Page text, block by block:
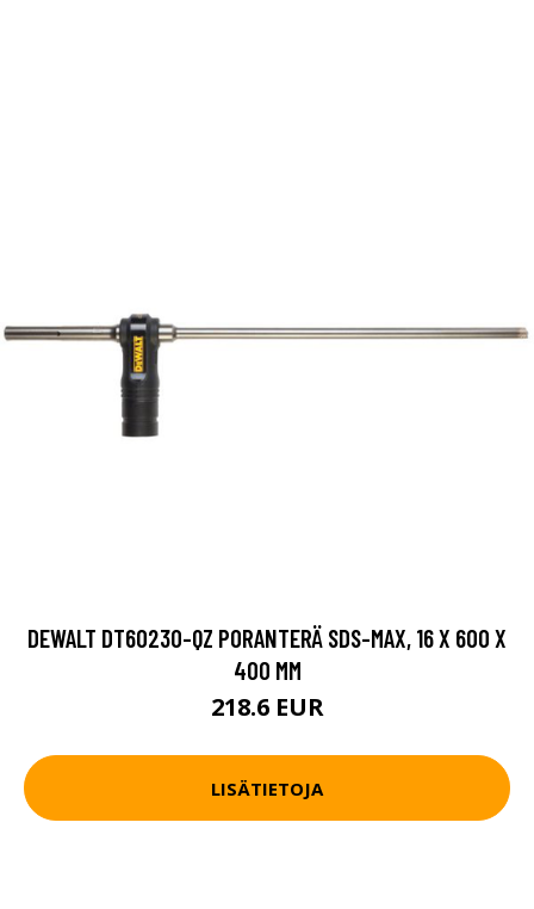
DEWALT DT60230-QZ PORANTERÄ SDS-MAX, 16 X 600 X
400 MM
218.6 EUR
LISÄTIETOJA